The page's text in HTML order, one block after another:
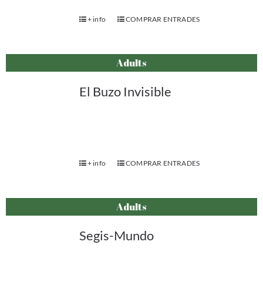
+ info COMPRAR ENTRADES
Adults
El Buzo Invisible
+ info COMPRAR ENTRADES
Adults
Segis-Mundo